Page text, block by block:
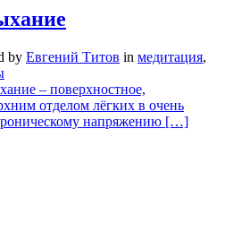
by Евгений Титов in медитация,
– поверхностное,
отделом лёгких в очень
напряжению […]